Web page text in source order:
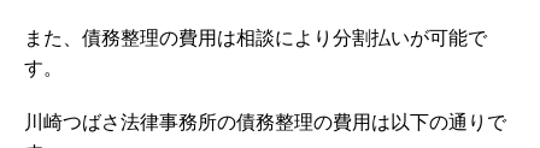
また、債務整理の費用は相談により分割払いが可能で
す。
川崎つばさ法律事務所の債務整理の費用は以下の通りで